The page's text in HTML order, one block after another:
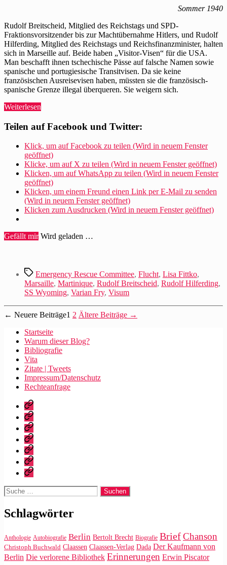
Hilferdings
Passage
bekam
Sommer 1940
Rudolf Breitscheid, Mitglied des Reichstags und SPD-
Fraktionsvorsitzender bis zur Machtübernahme Hitlers, und Rudolf
Hilferding, Mitglied des Reichstags und Reichsfinanzminister, halten
sich in Marseille auf. Beide haben „Visitor-Visen“ für die USA.
Man beschafft ihnen tschechische Pässe auf falsche Namen sowie
spanische und portugiesische Transitvisen. Da sie keine
französischen Ausreisevisen haben, müssten sie die französisch-
spanische Grenze illegal überqueren. Sie weigern sich.
Weiterlesen
schildert,
Mehring
Hilferdings
Martinique-
Passage
bekam“
Teilen auf Facebook und Twitter:
Klick, um auf Facebook zu teilen (Wird in neuem Fenster
geöffnet)
Klicke, um auf X zu teilen (Wird in neuem Fenster geöffnet)
Klicken, um auf WhatsApp zu teilen (Wird in neuem Fenster
geöffnet)
Klicken, um einem Freund einen Link per E-Mail zu senden
(Wird in neuem Fenster geöffnet)
Klicken zum Ausdrucken (Wird in neuem Fenster geöffnet)
Gefällt mir Wird geladen …
Schlagwörter
Emergency Rescue Committee, Flucht, Lisa Fittko,
Marsaille, Martinique, Rudolf Breitscheid, Rudolf Hilferding,
SS Wyoming, Varian Fry, Visum
Beitragsnavigation
← Neuere Beiträge1 2 Ältere Beiträge →
Startseite
Warum dieser Blog?
Bibliografie
Vita
Zitate | Tweets
Impressum/Datenschutz
Rechteanfrage
Startseite
Warum
dieser
Blog?
Bibliografie
Vita
Zitate
|
Tweets
Impressum/Datenschutz
Rechteanfrage
Suche
nach:
Schlagwörter
Anthologie Autobiografie Berlin Bertolt Brecht Biografie BriefChanson
Christoph Buchwald Claassen Claassen-Verlag Dada Der Kaufmann von
Berlin Die verlorene Bibliothek Erinnerungen Erwin Piscator